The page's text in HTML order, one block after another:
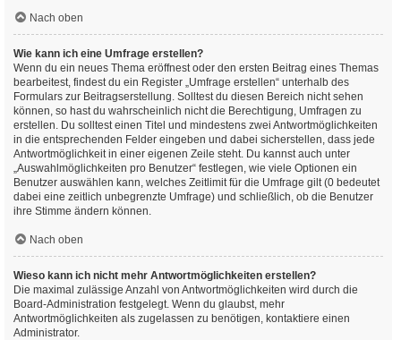
Nach oben
Wie kann ich eine Umfrage erstellen?
Wenn du ein neues Thema eröffnest oder den ersten Beitrag eines Themas
bearbeitest, findest du ein Register „Umfrage erstellen“ unterhalb des
Formulars zur Beitragserstellung. Solltest du diesen Bereich nicht sehen
können, so hast du wahrscheinlich nicht die Berechtigung, Umfragen zu
erstellen. Du solltest einen Titel und mindestens zwei Antwortmöglichkeiten
in die entsprechenden Felder eingeben und dabei sicherstellen, dass jede
Antwortmöglichkeit in einer eigenen Zeile steht. Du kannst auch unter
„Auswahlmöglichkeiten pro Benutzer“ festlegen, wie viele Optionen ein
Benutzer auswählen kann, welches Zeitlimit für die Umfrage gilt (0 bedeutet
dabei eine zeitlich unbegrenzte Umfrage) und schließlich, ob die Benutzer
ihre Stimme ändern können.
Nach oben
Wieso kann ich nicht mehr Antwortmöglichkeiten erstellen?
Die maximal zulässige Anzahl von Antwortmöglichkeiten wird durch die
Board-Administration festgelegt. Wenn du glaubst, mehr
Antwortmöglichkeiten als zugelassen zu benötigen, kontaktiere einen
Administrator.